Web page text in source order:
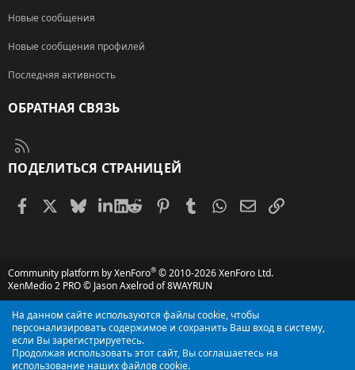
Новые сообщения
Новые сообщения профилей
Последняя активность
ОБРАТНАЯ СВЯЗЬ
ПОДЕЛИТЬСЯ СТРАНИЦЕЙ
FacebookX (Twitter)
BlueskyLinkedIn
Reddit PinterestTumblr WhatsApp
Электронная
Ссылка
Community platform by XenForo® © 2010-2026 XenForo Ltd.
XenMedio 2 PRO© Jason Axelrod of8WAYRUN
На данном сайте используются файлы cookie, чтобы
персонализировать содержимое и сохранить Ваш вход в систему,
если Вы зарегистрируетесь.
Продолжая использовать этот сайт, Вы соглашаетесь на
использование наших файлов cookie.